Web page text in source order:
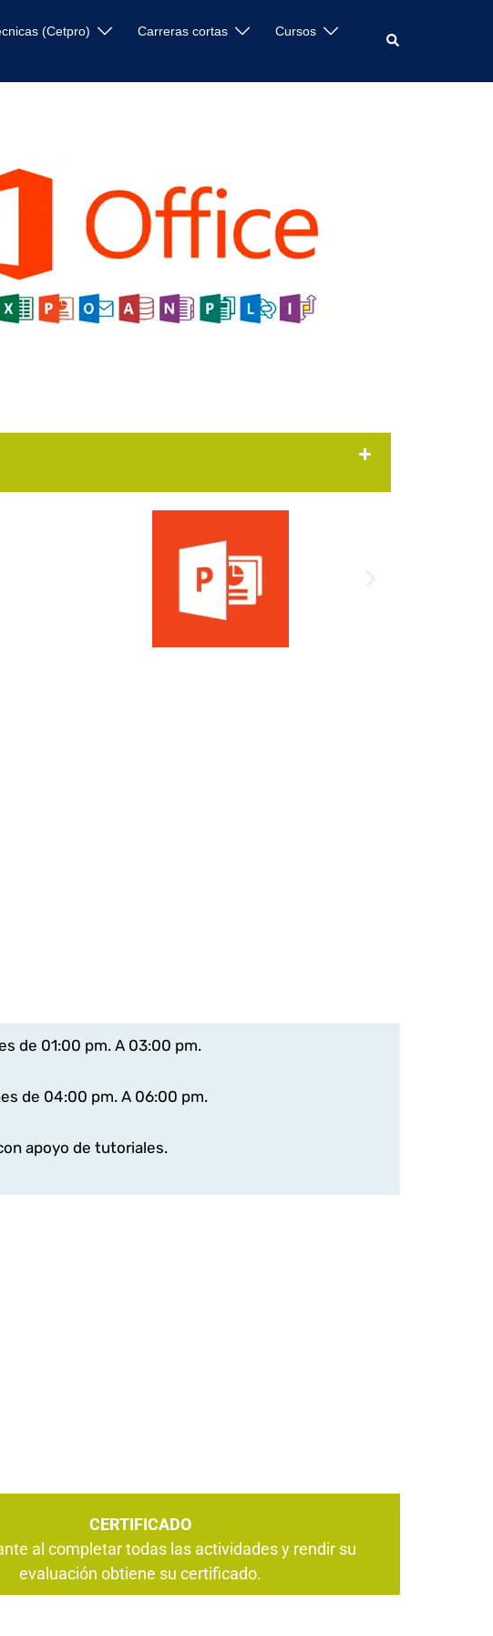
(Cetpro) Carreras cortas
Cursos
de 01:00 pm. A 03:00 pm.
de 04:00 pm. A 06:00 pm.
apoyo de tutoriales.
CERTIFICADO
al completar todas las actividades y rendir su
evaluación obtiene su certificado.